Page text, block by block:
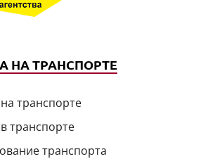
НА ТРАНСПОРТЕ
транспорте
транспорте
транспорта